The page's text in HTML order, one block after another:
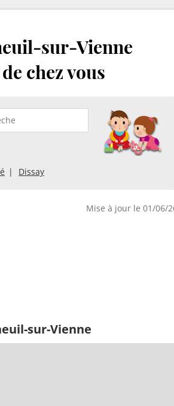
sur-Vienne
chez vous
Dissay
Mise à jour le 01/06/
sur-Vienne